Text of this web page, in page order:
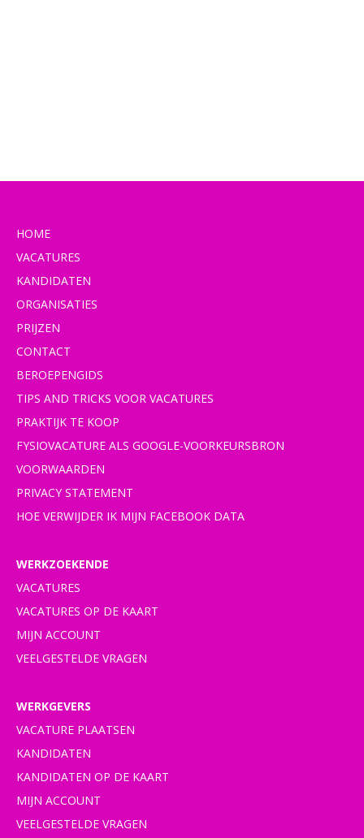
HOME
VACATURES
KANDIDATEN
ORGANISATIES
PRIJZEN
CONTACT
BEROEPENGIDS
TIPS AND TRICKS VOOR VACATURES
PRAKTIJK TE KOOP
FYSIOVACATURE ALS GOOGLE-VOORKEURSBRON
VOORWAARDEN
PRIVACY STATEMENT
HOE VERWIJDER IK MIJN FACEBOOK DATA
WERKZOEKENDE
VACATURES
VACATURES OP DE KAART
MIJN ACCOUNT
VEELGESTELDE VRAGEN
WERKGEVERS
VACATURE PLAATSEN
KANDIDATEN
KANDIDATEN OP DE KAART
MIJN ACCOUNT
VEELGESTELDE VRAGEN